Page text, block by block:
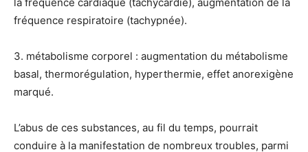
fréquence respiratoire (tachypnée).
3. métabolisme corporel : augmentation du métabolisme
basal, thermorégulation, hyperthermie, effet anorexigène
marqué.
L’abus de ces substances, au fil du temps, pourrait
conduire à la manifestation de nombreux troubles, parmi